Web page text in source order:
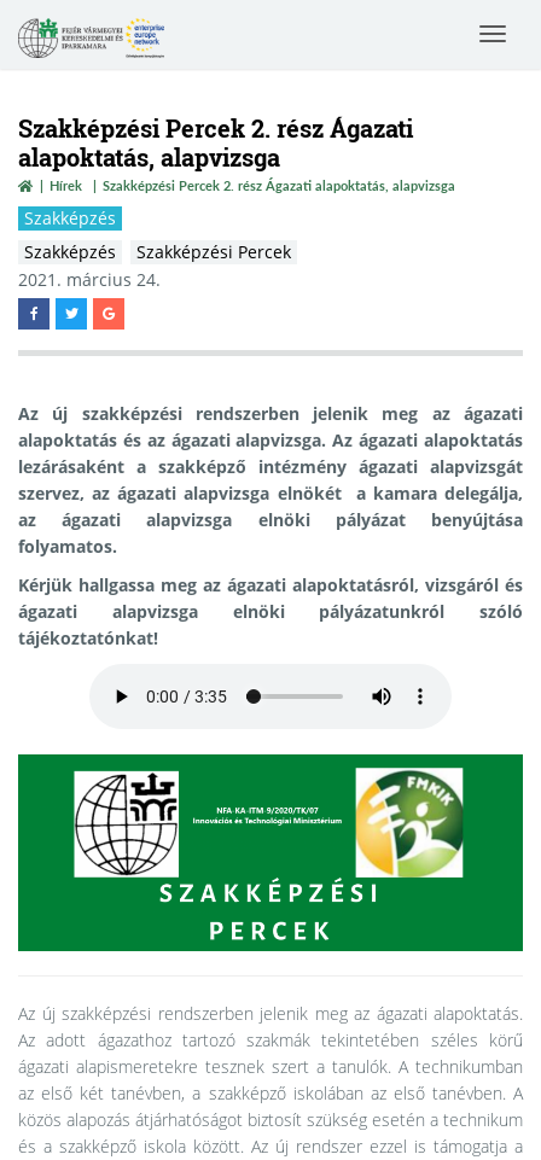
Toggle
Szakképzési Percek 2. rész Ágazati
alapoktatás, alapvizsga
Hírek Szakképzési Percek 2. rész Ágazati alapoktatás, alapvizsga
Szakképzés
Szakképzés
Szakképzési Percek
2021. március 24.
Az új szakképzési rendszerben jelenik meg az ágazati
alapoktatás és az ágazati alapvizsga. Az ágazati alapoktatás
lezárásaként a szakképző intézmény ágazati alapvizsgát
szervez, az ágazati alapvizsga elnökét a kamara delegálja,
az ágazati alapvizsga elnöki pályázat benyújtása
folyamatos.
Kérjük hallgassa meg az ágazati alapoktatásról, vizsgáról és
ágazati alapvizsga elnöki pályázatunkról szóló
tájékoztatónkat!
Az új szakképzési rendszerben jelenik meg az ágazati alapoktatás.
Az adott ágazathoz tartozó szakmák tekintetében széles körű
ágazati alapismeretekre tesznek szert a tanulók. A technikumban
az első két tanévben, a szakképző iskolában az első tanévben. A
közös alapozás átjárhatóságot biztosít szükség esetén a technikum
és a szakképző iskola között. Az új rendszer ezzel is támogatja a